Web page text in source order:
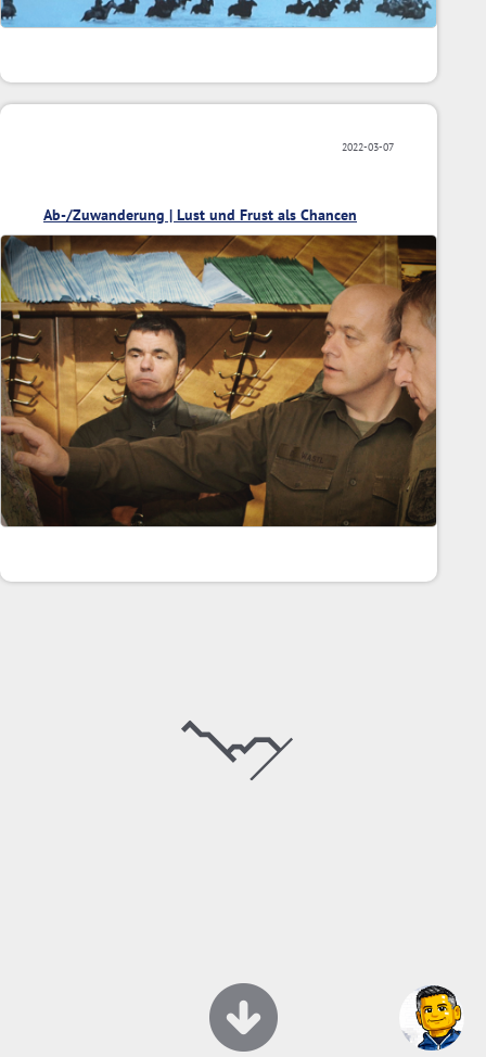
2022-03-07
Ab-/Zuwanderung | Lust und Frust als Chancen
gegenzusteuern